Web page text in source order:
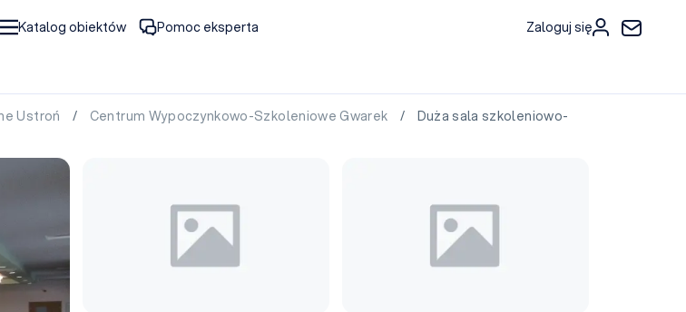
Katalog obiektów Pomoc eksperta Zaloguj się
Ustroń / Centrum Wypoczynkowo-Szkoleniowe Gwarek
/ Duża sala szkoleniowo-